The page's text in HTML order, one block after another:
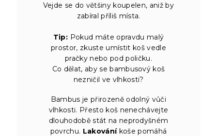
Vejde se do většiny koupelen, aniž by
zabíral příliš místa.
Tip: Pokud máte opravdu malý
prostor, zkuste umístit koš vedle
pračky nebo pod poličku.
Co dělat, aby se bambusový koš
nezničil ve vlhkosti?
Bambus je přirozeně odolný vůči
vlhkosti. Přesto koš nenechávejte
dlouhodobě stát na neprodyšném
povrchu. Lakováníkoše pomáhá